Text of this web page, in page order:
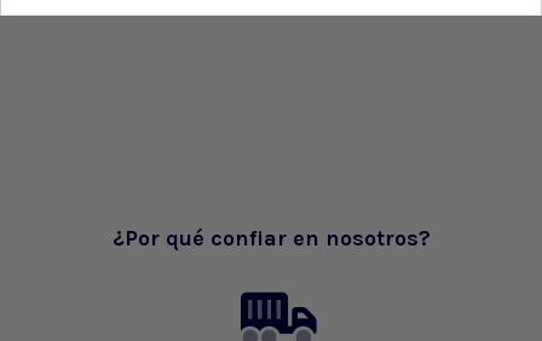
¿Por qué confiar en nosotros?